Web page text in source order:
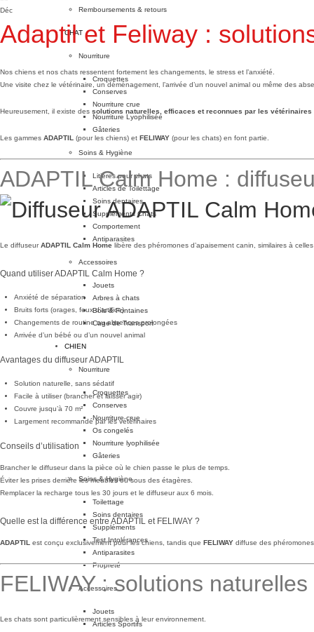
Remboursements & retours
CHAT
Nourriture
Croquettes
Conserves
Nourriture crue
Nourriture Lyophilisée
Gâteries
Soins & Hygiène
Litières pour chats
Articles de Toilettage
Soins dentaires
Suppléments Chats
Comportement
Antiparasites
Accessoires
Jouets
Arbres à chats
Bols & Fontaines
Cage de Transport
CHIEN
Nourriture
Croquettes
Conserves
Nourriture crue
Os congelés
Nourriture lyophilisée
Gâteries
Soins & Hygiène
Toilettage
Soins dentaires
Suppléments
Test Intolérances
Antiparasites
Propreté
Accessoires
Jouets
Articles Sportifs
Déc
Adaptil et Feliway :
Nos chiens et nos chats ressentent fortement les changements, le stress et l’anxiété.
Une visite chez le vétérinaire, un déménagement, l’arrivée d’un nouvel animal ou même des
Heureusement, il existe des solutions naturelles, efficaces et reconnues par les vétérinaires
Les gammes ADAPTIL (pour les chiens) et FELIWAY (pour les chats) en font partie.
ADAPTIL Calm Home :
Le diffuseurADAPTIL Calm Home libère des phéromones d’apaisement canin, similaires à
Quand utiliser ADAPTIL Calm Home ?
Anxiété de séparation
Bruits forts (orages, feux d’artifice)
Changements de routine ou absences prolongées
Arrivée d’un bébé ou d’un nouvel animal
Avantages du diffuseur ADAPTIL
Solution naturelle, sans sédatif
Facile à utiliser (brancher et laisser agir)
Couvre jusqu’à 70 m²
Largement recommandé par les vétérinaires
Conseils d’utilisation
Brancher le diffuseur dans la pièce où le chien passe le plus de temps.
Éviter les prises derrière les meubles ou sous des étagères.
Remplacer la recharge tous les 30 jours et le diffuseur aux 6 mois.
Quelle est la différence entre ADAPTIL et FELIWAY ?
ADAPTIL est conçu exclusivement pour les chiens, tandis que FELIWAY diffuse des
FELIWAY : solutions
Les chats sont particulièrement sensibles à leur environnement.